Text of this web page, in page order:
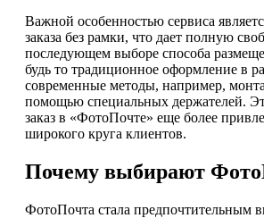
Важной особенностью сервиса
заказа без рамки, что дает полную
последующем выборе способа
будь то традиционное оформление в
современные методы, например,
помощью специальных держателей.
заказ в «ФотоПочте» еще более
широкого круга клиентов.
Почему выбирают
ФотоПочта стала предпочтительным